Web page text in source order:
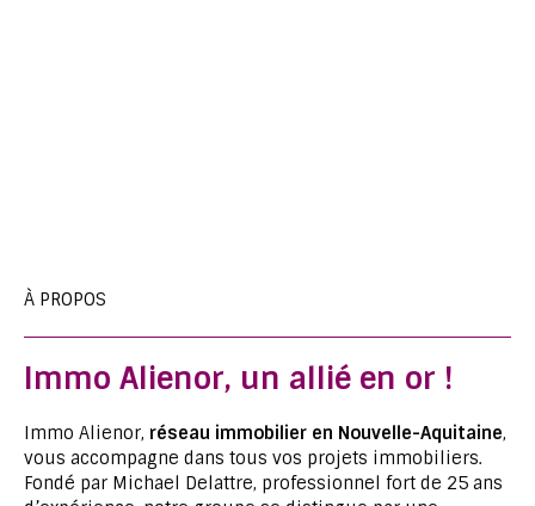
À PROPOS
Immo Alienor, un allié en or !
Immo Alienor, réseau immobilier en Nouvelle-Aquitaine,
vous accompagne dans tous vos projets immobiliers.
Fondé par Michael Delattre, professionnel fort de 25 ans